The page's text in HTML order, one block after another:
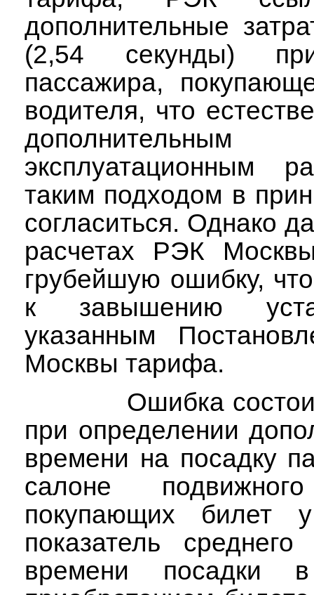
дополнительные
(2,54 секунды)
пассажира,
водителя, что
дополнительным
эксплуатационным
таким подходом в
согласиться. Однако
расчетах РЭК
грубейшую ошибку,
к завышению
указанным
Москвы тарифа.
Ошибка
при определении
времени на посадку
салоне
покупающих билет
показатель среднего
времени посадки